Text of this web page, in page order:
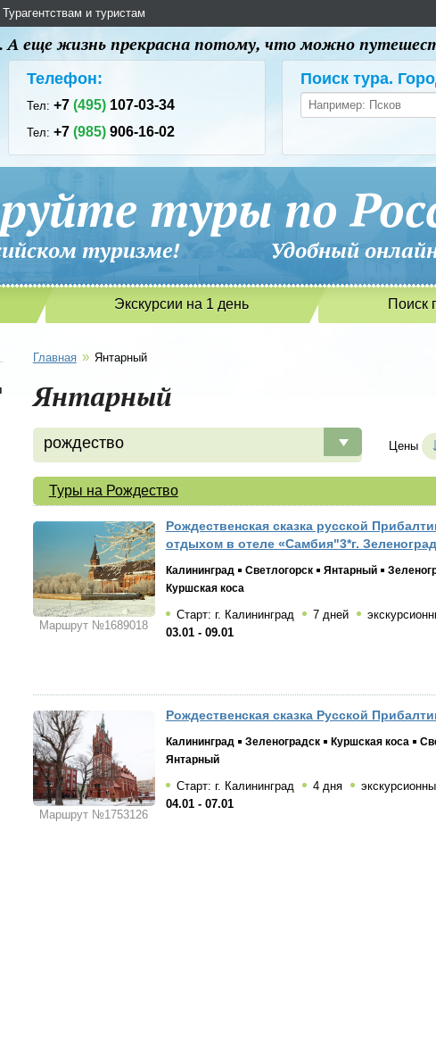
Турагентствам и туристам
А еще жизнь прекрасна потому, что можно
Телефон:
Тел:+7(495) 107-03-34
Тел:+7(985) 906-16-02
Поиск тура.
туры по
туризме! Удобный
Экскурсии на 1 день Поиск
Главная » Янтарный
Янтарный
рождество Цены
Туры на Рождество
Маршрут №1689018
Рождественская сказка русской
отдыхом в отеле «Самбия"3*г.
Калининград Светлогорск Янтарный
Куршская коса
Старт: г. Калининград 7 дней
03.01 - 09.01
Маршрут №1753126
Рождественская сказка Русской
Калининград Зеленоградск Куршская коса
Янтарный
Старт: г. Калининград 4 дня
04.01 - 07.01